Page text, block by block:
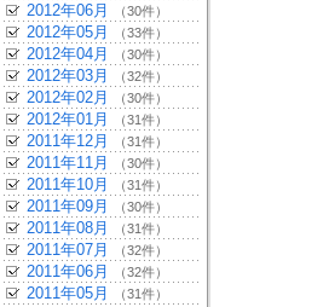
2012年06月 （30件）
2012年05月 （33件）
2012年04月 （30件）
2012年03月 （32件）
2012年02月 （30件）
2012年01月 （31件）
2011年12月 （31件）
2011年11月 （30件）
2011年10月 （31件）
2011年09月 （30件）
2011年08月 （31件）
2011年07月 （32件）
2011年06月 （32件）
2011年05月 （31件）